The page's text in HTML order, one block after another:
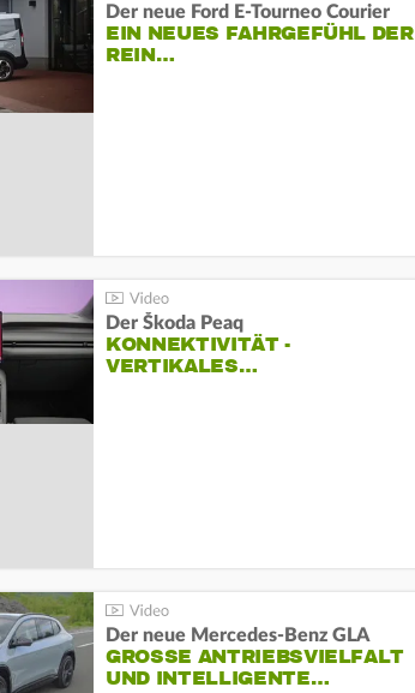
Der neue Ford E-Tourneo Courier
EIN NEUES FAHRGEFÜHL DER
REIN…
Der Škoda Peaq
KONNEKTIVITÄT -
VERTIKALES…
Der neue Mercedes-Benz GLA
GROSSE ANTRIEBSVIELFALT U
ND INTELLIGENTE…